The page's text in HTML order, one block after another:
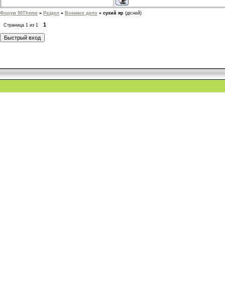
Форум 50Theme » Раздел » Военное дело » сухий яр (дісней)
Страница 1 из 1 1